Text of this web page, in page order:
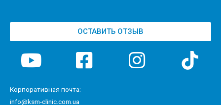
ОСТАВИТЬ ОТЗЫВ
Корпоративная почта:
info@ksm-clinic.com.ua